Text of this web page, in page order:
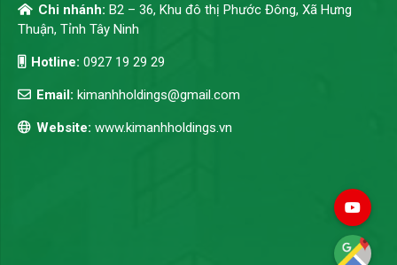
Chi nhánh: B2 – 36, Khu đô thị Phước Đông, Xã Hưng
Thuận, Tỉnh Tây Ninh
Hotline: 0927 19 29 29
Email: kimanhholdings@gmail.com
Website: www.kimanhholdings.vn